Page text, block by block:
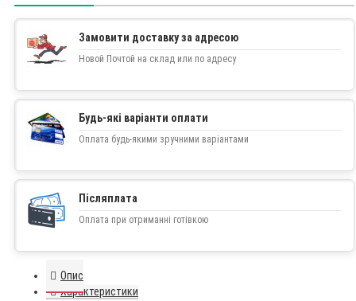
Замовити доставку за адресою
Новой Почтой на склад или по адресу
Будь-які варіанти оплати
Оплата будь-якими зручними варіантами
Післяплата
Оплата при отриманні готівкою
Опис
Характеристики